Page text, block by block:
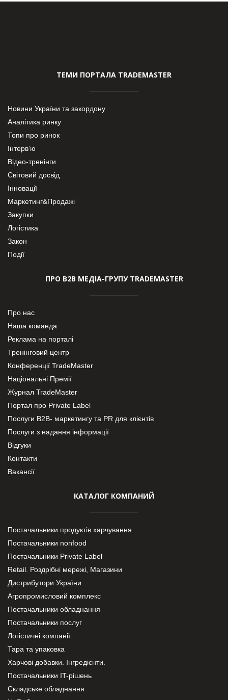
ТЕМИ ПОРТАЛА TRADEMASTER
Новини України та закордону
Аналітика ринку
Топи про ринок
Інтерв’ю
Відео-тренінги
Світовий досвід
Інновації
Маркетинг&Продажі
Закупки
Логістика
Закон
Події
ПРО В2В МЕДІА-ГРУПУ TRADEMASTER
Про нас
Наша команда
Реклама на порталі
Тренінговий центр
Конференції TradeMaster
Національні Премії
Журнал TradeMaster
Портал про Private Label
Послуги В2В- маркетингу та PR для клієнтів
Послуги з надання інформації
Відгуки
Контакти
Вакансії
КАТАЛОГ КОМПАНИЙ
Постачальники продуктів харчування
Постачальники nonfood
Постачальники Private Label
Retail. Роздрібні мережі, Магазини
Дистрибутори України
Агропромисловий комплекс
Постачальники обладнання
Постачальники послуг
Логістичні компанії
Тара та упаковка
Харчові добавки. Інгредієнти.
Постачальники IT-рішень
Складське обладнання